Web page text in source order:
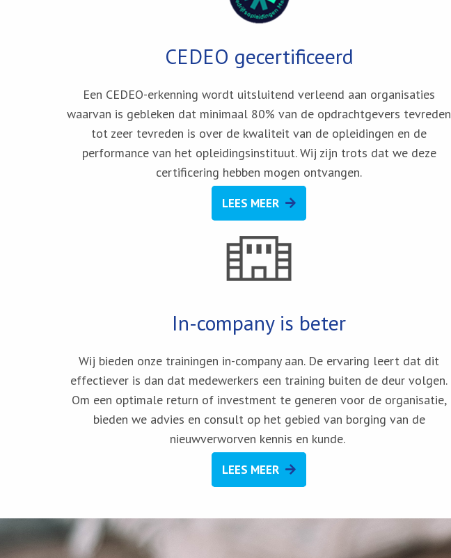
CEDEO gecertificeerd
Een CEDEO-erkenning wordt uitsluitend verleend aan organisaties
waarvan is gebleken dat minimaal 80% van de opdrachtgevers tevreden
tot zeer tevreden is over de kwaliteit van de opleidingen en de
performance van het opleidingsinstituut. Wij zijn trots dat we deze
certificering hebben mogen ontvangen.
LEES MEER
In-company is beter
Wij bieden onze trainingen in-company aan. De ervaring leert dat dit
effectiever is dan dat medewerkers een training buiten de deur volgen.
Om een optimale return of investment te generen voor de organisatie,
bieden we advies en consult op het gebied van borging van de
nieuwverworven kennis en kunde.
LEES MEER